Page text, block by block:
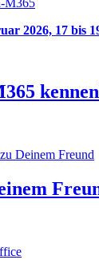
2026, 17 bis